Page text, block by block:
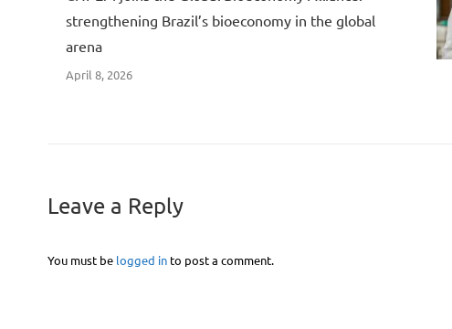
strengthening Brazil’s bioeconomy in the global
arena
April 8, 2026
Leave a Reply
You must be logged in to post a comment.